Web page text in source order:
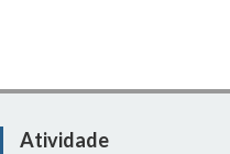
Atividade